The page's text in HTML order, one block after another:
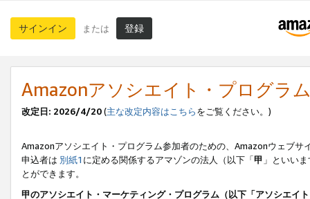
サインイン または 登録
Amazonアソシエイト・プログラ
改定日: 2026/4/20(主な改定内容はこちらをご覧ください。)
Amazonアソシエイト・プログラム参加者のための、Amazonウェブサ
申込者は 別紙1 に定める関係するアマゾンの法人（以下「甲 」といい
とができます。
甲のアソシエイト・マーケティング・プログラム（以下「アソシエイ